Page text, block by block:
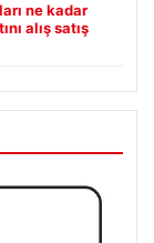
ne kadar
alış satış